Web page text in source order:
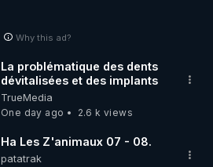
Why this ad?
La problématique des dents
dévitalisées et des implants
TrueMedia
One day ago
2.6 k views
Ha Les Z'animaux 07 - 08.
patatrak